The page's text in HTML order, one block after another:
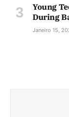
Young
During
Janeiro 15,